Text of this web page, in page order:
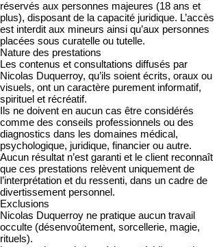
réservés aux personnes majeures (18 ans et
plus), disposant de la capacité juridique. L’accès
est interdit aux mineurs ainsi qu’aux personnes
placées sous curatelle ou tutelle.
Nature des prestations
Les contenus et consultations diffusés par
Nicolas Duquerroy, qu’ils soient écrits, oraux ou
visuels, ont un caractère purement informatif,
spirituel et récréatif.
Ils ne doivent en aucun cas être considérés
comme des conseils professionnels ou des
diagnostics dans les domaines médical,
psychologique, juridique, financier ou autre.
Aucun résultat n’est garanti et le client reconnaît
que ces prestations relèvent uniquement de
l’interprétation et du ressenti, dans un cadre de
divertissement personnel.
Exclusions
Nicolas Duquerroy ne pratique aucun travail
occulte (désenvoûtement, sorcellerie, magie,
rituels).